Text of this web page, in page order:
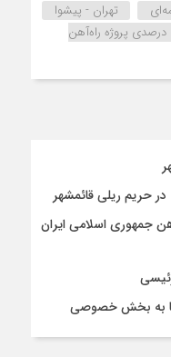
تهران - پیشوا
سخنگوی استانداری تهران از پیشرفت ۹۱ درصدی پروژه راه‌آهن
در حریم ریلی قائمشهر
جمهوری اسلامی ایران
به بخش خصوصی